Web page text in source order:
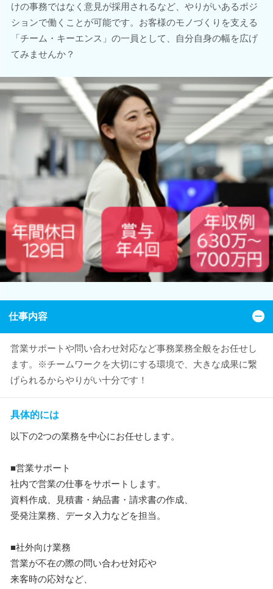
けの事務ではなく意見が採用されるなど、やりがいあるポジ
ションで働くことが可能です。お客様のモノづくりを支える
「チーム・キーエンス」の一員として、自分自身の幅を広げ
てみませんか？
仕事内容
営業サポートや問い合わせ対応など事務業務全般をお任せし
ます。※チームワークを大切にする環境で、大きな成果に繋
げられるからやりがい十分です！
具体的には
以下の2つの業務を中心にお任せします。
■営業サポート
社内で営業の仕事をサポートします。
資料作成、見積書・納品書・請求書の作成、
受発注業務、データ入力などを担当。
■社外向け業務
営業が不在の際の問い合わせ対応や
来客時の応対など、